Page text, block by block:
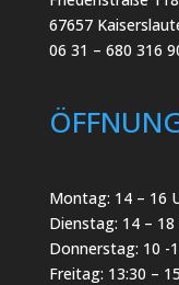
67657
06 31 – 680 316
Montag: 14 – 16
Dienstag: 14 – 18
Donnerstag: 10 -
Freitag: 13:30 –